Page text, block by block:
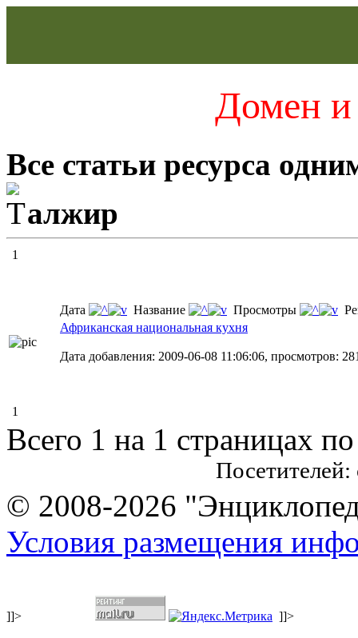
Домен и
Все статьи ресурса
алжир
1
Дата Название Просмотры
Африканская национальная кухня
Дата добавления: 2009-06-08 11:06:06, просмотров:
1
Всего 1 на 1 страницах
Посетителей:
© 2008-2026
Условия размещения
]]> ]]>